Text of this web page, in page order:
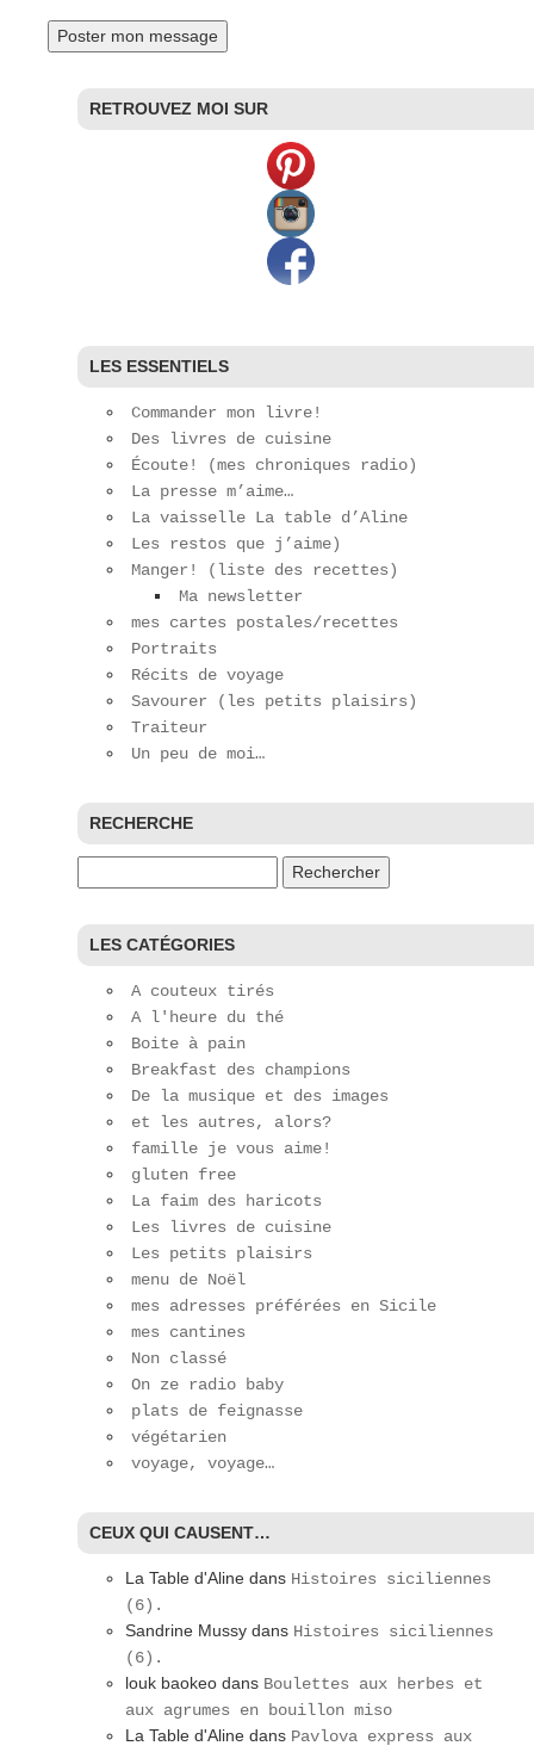
RETROUVEZ MOI SUR
LES ESSENTIELS
Commander mon livre!
Des livres de cuisine
Écoute! (mes chroniques radio)
La presse m’aime…
La vaisselle La table d’Aline
Les restos que j’aime)
Manger! (liste des recettes)
Ma newsletter
mes cartes postales/recettes
Portraits
Récits de voyage
Savourer (les petits plaisirs)
Traiteur
Un peu de moi…
RECHERCHE
LES CATÉGORIES
A couteux tirés
A l'heure du thé
Boite à pain
Breakfast des champions
De la musique et des images
et les autres, alors?
famille je vous aime!
gluten free
La faim des haricots
Les livres de cuisine
Les petits plaisirs
menu de Noël
mes adresses préférées en Sicile
mes cantines
Non classé
On ze radio baby
plats de feignasse
végétarien
voyage, voyage…
CEUX QUI CAUSENT…
La Table d'Aline dans Histoires siciliennes
(6).
Sandrine Mussy dans Histoires siciliennes
(6).
louk baokeo dans Boulettes aux herbes et
aux agrumes en bouillon miso
La Table d'Aline dans Pavlova express aux